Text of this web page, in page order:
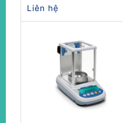
Liên hệ